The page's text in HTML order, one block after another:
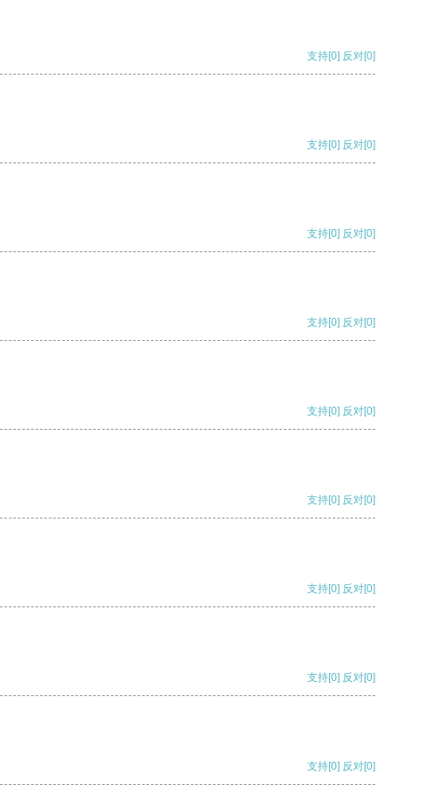
支持[0] 反对[0]
支持[0] 反对[0]
支持[0] 反对[0]
支持[0] 反对[0]
支持[0] 反对[0]
支持[0] 反对[0]
支持[0] 反对[0]
支持[0] 反对[0]
支持[0] 反对[0]